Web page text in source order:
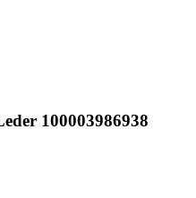
100003986938